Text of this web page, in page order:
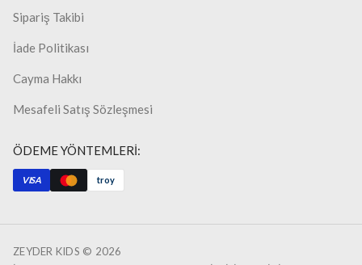
Sipariş Takibi
İade Politikası
Cayma Hakkı
Mesafeli Satış Sözleşmesi
ÖDEME YÖNTEMLERİ:
VISA troy
ZEYDER KIDS © 2026